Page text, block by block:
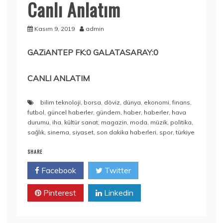
Canlı Anlatım
Kasım 9, 2019 admin
GAZiANTEP FK:0 GALATASARAY:0
CANLI ANLATIM
bilim teknoloji, borsa, döviz, dünya, ekonomi,finans,
futbol, güncel haberler, gündem, haber, haberler, hava
durumu, iha, kültür sanat, magazin, moda, müzik, politika,
sağlık, sinema, siyaset, son dakika haberleri, spor,türkiye
SHARE
Facebook Twitter
Pinterest Linkedin